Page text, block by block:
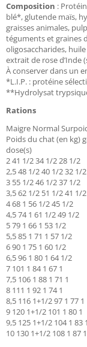
Composition :
blé*, glutende maïs,
graisses animales,
téguments et graines
oligosaccharides,
extrait de rose d’Inde
À conserver dans un
*L.I.P. : protéine
**Hydrolysat
Rations
Maigre Normal
Poids du chat (en kg)
dose(s)
2 41 1/2 34 1/2 28 1/2
2,5 48 1/2 40 1/2 32 1/2
3 55 1/2 46 1/2 37 1/2
3,5 62 1/2 51 1/2 41 1/2
4 68 1 56 1/2 45 1/2
4,5 74 1 61 1/2 49 1/2
5 79 1 66 1 53 1/2
5,5 85 1 71 1 57 1/2
6 90 1 75 1 60 1/2
6,5 96 1 80 1 64 1/2
7 101 1 84 1 67 1
7,5 106 1 88 1 71 1
8 111 1 92 1 74 1
8,5 116 1+1/2 97 1 77 1
9 120 1+1/2 101 1 80 1
9,5 125 1+1/2 104 1 83 1
10 130 1+1/2 108 1 87 1